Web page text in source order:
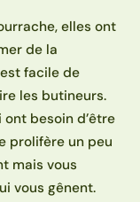
elles ont
de la
facile de
les butineurs.
besoin d’être
prolifère un peu
mais vous
vous gênent.